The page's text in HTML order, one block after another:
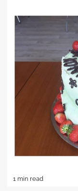
1 min read